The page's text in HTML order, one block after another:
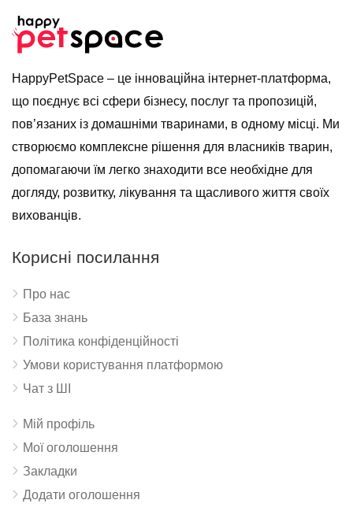
HappyPetSpace – це інноваційна інтернет-платформа,
що поєднує всі сфери бізнесу, послуг та пропозицій,
пов’язаних із домашніми тваринами, в одному місці. Ми
створюємо комплексне рішення для власників тварин,
допомагаючи їм легко знаходити все необхідне для
догляду, розвитку, лікування та щасливого життя своїх
вихованців.
Корисні посилання
Про нас
База знань
Політика конфіденційності
Умови користування платформою
Чат з ШІ
Мій профіль
Мої оголошення
Закладки
Додати оголошення